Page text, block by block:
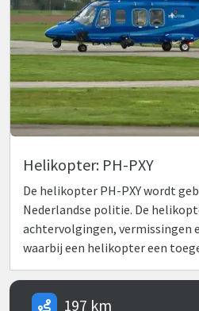
Helikopter: PH-PXY
De helikopter PH-PXY wordt
Nederlandse politie. De
achtervolgingen, vermissingen
waarbij een helikopter een
197 km